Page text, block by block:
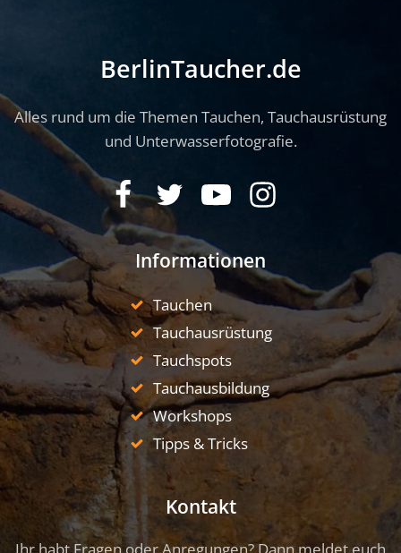
BerlinTaucher.de
Alles rund um die Themen Tauchen, Tauchausrüstung
und Unterwasserfotografie.
Informationen
Tauchen
Tauchausrüstung
Tauchspots
Tauchausbildung
Workshops
Tipps & Tricks
Kontakt